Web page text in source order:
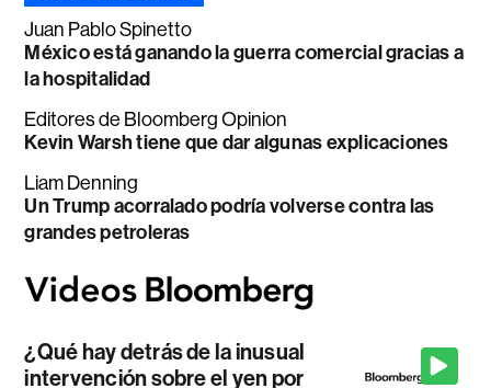
Juan Pablo Spinetto
México está ganando la guerra comercial gracias a
la hospitalidad
Editores de Bloomberg Opinion
Kevin Warsh tiene que dar algunas explicaciones
Liam Denning
Un Trump acorralado podría volverse contra las
grandes petroleras
¿Qué hay detrás de la inusual
intervención sobre el yen por